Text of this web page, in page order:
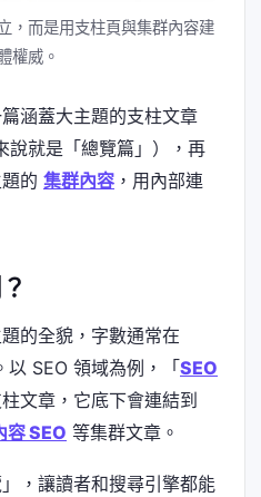
，而是用支柱頁與集群內容建
權威。
涵蓋大主題的支柱文章
說就是「總覽篇」），再
的 集群內容 ，用內部連
的全貌，字數通常在
SEO 領域為例，「 SEO
文章，它底下會連結到
容 SEO 等集群文章。
，讓讀者和搜尋引擎都能